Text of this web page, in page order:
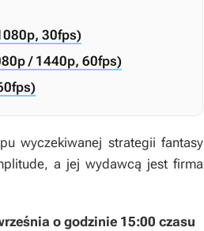
30fps)
/ 1440p, 60fps)
wyczekiwanej strategii fantasy
a jej wydawcą jest firma
o godzinie 15:00 czasu